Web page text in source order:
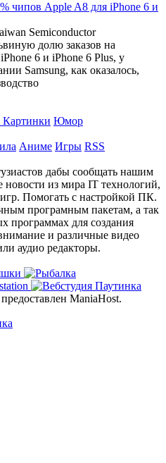
чипов Apple A8 для iPhone 6 и
Semiconductor
долю заказов на
6 и iPhone 6 Plus, у
Samsung, как оказалось,
Картинки Юмор
Аниме Игры RSS
дабы сообщать нашим
новости из мира IT технологий,
Помогать с настройкой ПК.
програмным пакетам, а так
программах для создания
и различные видео
аудио редакторы.
ManiaHost.